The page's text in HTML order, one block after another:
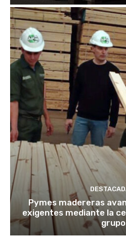
Pymes madereras
exigentes mediante la
grupo